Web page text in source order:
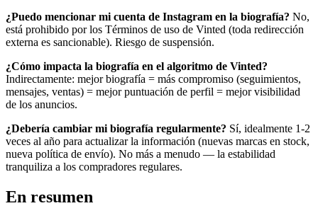
¿Puedo mencionar mi cuenta de Instagram en la biografía? No,
está prohibido por los Términos de uso de Vinted (toda redirección
externa es sancionable). Riesgo de suspensión.
¿Cómo impacta la biografía en el algoritmo de Vinted?
Indirectamente: mejor biografía = más compromiso (seguimientos,
mensajes, ventas) = mejor puntuación de perfil = mejor visibilidad
de los anuncios.
¿Debería cambiar mi biografía regularmente? Sí, idealmente 1-2
veces al año para actualizar la información (nuevas marcas en stock,
nueva política de envío). No más a menudo — la estabilidad
tranquiliza a los compradores regulares.
En resumen